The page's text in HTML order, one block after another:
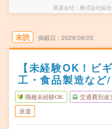
派遣会社 株式会社綜
未読 掲載日 2026/08/05
【未経験OK！ビ
工・食品製造など
職種未経験OK 交通費別途
派遣